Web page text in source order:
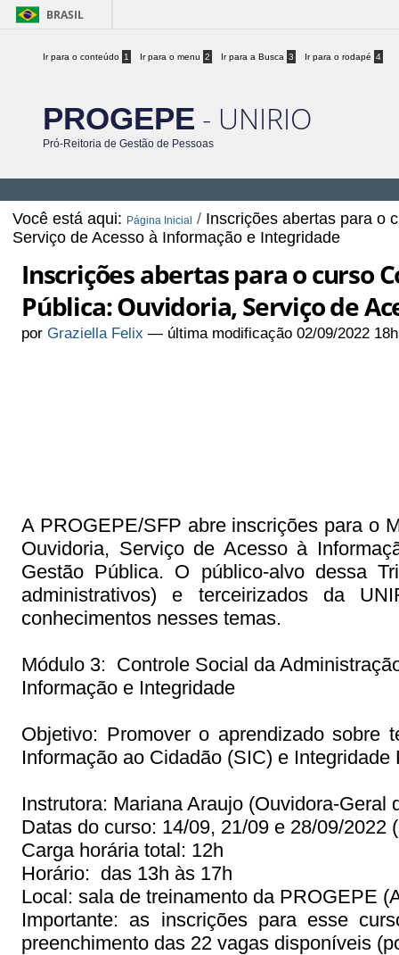
BRASIL
Ir para o conteúdo 1 Ir para o menu 2 Ir para a Busca 3 Ir para o rodapé 4
PROGEPE - UNIRIO
Pró-Reitoria de Gestão de Pessoas
Você está aqui: Página Inicial / Inscrições abertas para o
Serviço de Acesso à Informação e Integridade
Inscrições abertas para o curso
Pública: Ouvidoria, Serviço de
porGraziella Felix — última modificação 02/09/2022
A PROGEPE/SFP abre inscrições para o
Ouvidoria, Serviço de Acesso à
Gestão Pública. O público-alvo dessa
administrativos) e terceirizados da
conhecimentos nesses temas.
Módulo 3: Controle Social da
Informação e Integridade
Objetivo: Promover o aprendizado sobre
Informação ao Cidadão (SIC) e Integridade
Instrutora: Mariana Araujo (Ouvidora-Geral
Datas do curso: 14/09, 21/09 e 28/09/2022
Carga horária total: 12h
Horário: das 13h às 17h
Local: sala de treinamento da PROGEPE
Importante: as inscrições para esse
preenchimento das 22 vagas disponíveis